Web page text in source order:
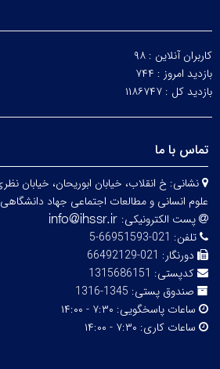
کاربران آنلاین : ۹۸
بازدید امروز : ۷۴۴
بازدید کل : ۱۱۸۶۷۴۷
تماس با ما
نشانی:
علوم انسانی و مطالعات اجتماعی جهاد دانشگاهی
پست الکترونیکی:
تلفن: 021-66951593-5
دورنگار: 021-66492129
کدپستی: 1315686151
صندوق پستی: 1345-1316
ساعات پاسخگویی: ۷:۳۰ - ۱۴:۰۰
ساعات کاری: ۷:۳۰ - ۱۴:۰۰